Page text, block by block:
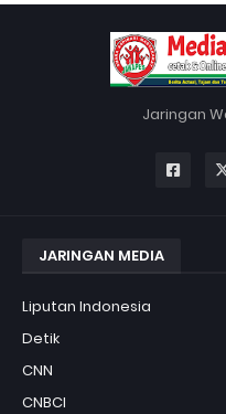
Jaringan
JARINGAN MEDIA
Liputan Indonesia
Detik
CNN
CNBCI